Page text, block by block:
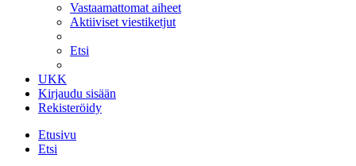
Vastaamattomat aiheet
Aktiiviset viestiketjut
Etsi
UKK
Kirjaudu sisään
Rekisteröidy
Etusivu
Etsi